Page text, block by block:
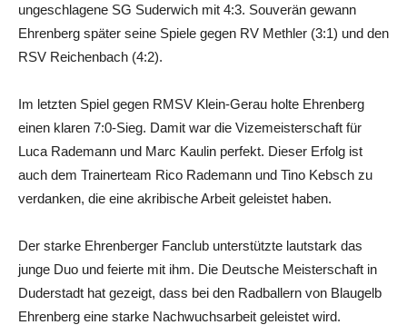
ungeschlagene SG Suderwich mit 4:3. Souverän gewann
Ehrenberg später seine Spiele gegen RV Methler (3:1) und den
RSV Reichenbach (4:2).
Im letzten Spiel gegen RMSV Klein-Gerau holte Ehrenberg
einen klaren 7:0-Sieg. Damit war die Vizemeisterschaft für
Luca Rademann und Marc Kaulin perfekt. Dieser Erfolg ist
auch dem Trainerteam Rico Rademann und Tino Kebsch zu
verdanken, die eine akribische Arbeit geleistet haben.
Der starke Ehrenberger Fanclub unterstützte lautstark das
junge Duo und feierte mit ihm. Die Deutsche Meisterschaft in
Duderstadt hat gezeigt, dass bei den Radballern von Blaugelb
Ehrenberg eine starke Nachwuchsarbeit geleistet wird.